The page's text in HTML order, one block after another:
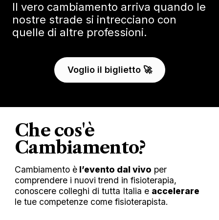
Il vero cambiamento arriva quando le
nostre strade si intrecciano con
quelle di altre professioni.
Voglio il biglietto 🚀
Che cos'è
Cambiamento?
Cambiamento è l’evento dal vivo per
comprendere i nuovi trend in fisioterapia,
conoscere colleghi di tutta Italia e accelerare
le tue competenze come fisioterapista.